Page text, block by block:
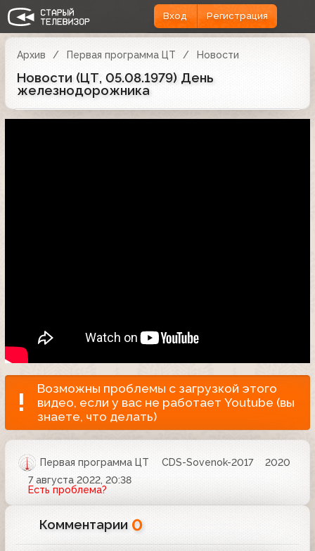
Вход Регистрация
Архив Первая программа ЦТ Новости
Новости (ЦТ, 05.08.1979) День
железнодорожника
Возможны проблемы с загрузкой этого
видео, если у вас не работает Youtube (вы
знаете, что делать)
Первая программа ЦТ CDS-Sovenok-2017
2020
7 августа 2022, 20:38
Есть проблема?
Комментарии 0